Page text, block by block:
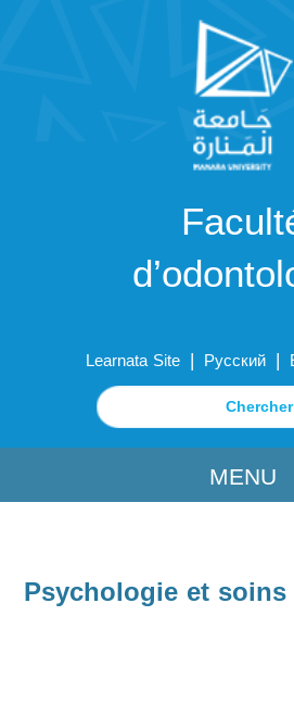
Learnata Site | Русский |
MENU
Psychologie et